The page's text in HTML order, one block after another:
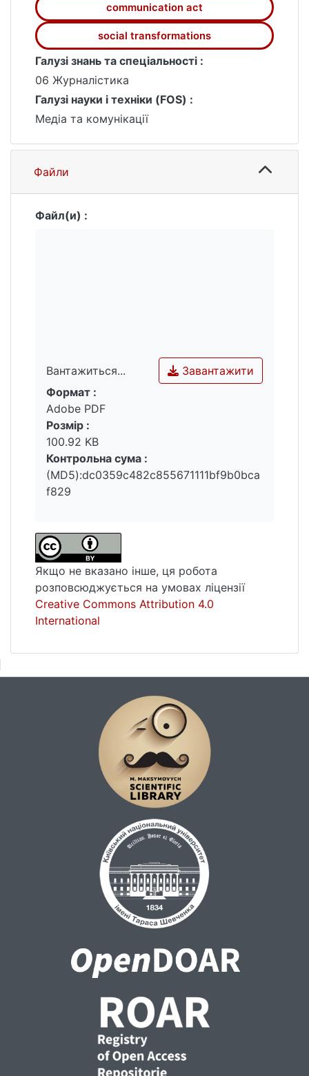
communication act
social transformations
Галузі знань та спеціальності :
06 Журналістика
Галузі науки і техніки (FOS) :
Медіа та комунікації
Файли
Файл(и) :
Вантажиться...
Вантажиться...
Завантажити
Формат :
Adobe PDF
Розмір :
100.92 KB
Контрольна сума :
(MD5):dc0359c482c855671111bf9b0bca
f829
Якщо не вказано інше, ця робота
розповсюджується на умовах ліцензії
Creative Commons Attribution 4.0
International